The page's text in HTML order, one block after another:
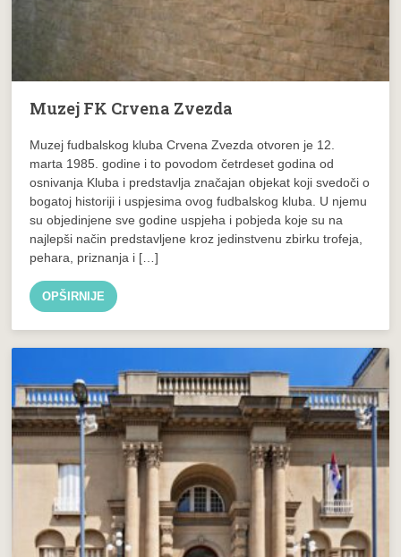
Muzej FK Crvena Zvezda
Muzej fudbalskog kluba Crvena Zvezda otvoren je 12.
marta 1985. godine i to povodom četrdeset godina od
osnivanja Kluba i predstavlja značajan objekat koji svedoči o
bogatoj historiji i uspjesima ovog fudbalskog kluba. U njemu
su objedinjene sve godine uspjeha i pobjeda koje su na
najlepši način predstavljene kroz jedinstvenu zbirku trofeja,
pehara, priznanja i […]
OPŠIRNIJE